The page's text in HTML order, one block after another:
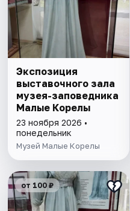
Экспозиция
выставочного зала
музея-заповедника
Малые Корелы
23 ноября 2026 •
понедельник
Музей Малые Корелы
от 100 ₽